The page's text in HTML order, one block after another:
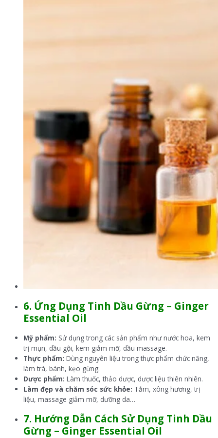
6. Ứng Dụng Tinh Dầu Gừng – Ginger
Essential Oil
Mỹ phẩm: Sử dụng trong các sản phẩm như nước hoa, kem
trị mụn, dầu gội, kem giảm mỡ, dầu massage.
Thực phẩm: Dùng nguyên liệu trong thực phẩm chức năng,
làm trà, bánh, kẹo gừng.
Dược phẩm: Làm thuốc, thảo dược, dược liệu thiên nhiên.
Làm đẹp và chăm sóc sức khỏe: Tắm, xông hương, trị
liệu, massage giảm mỡ, dưỡng da…
7. Hướng Dẫn Cách Sử Dụng Tinh Dầu
Gừng – Ginger Essential Oil